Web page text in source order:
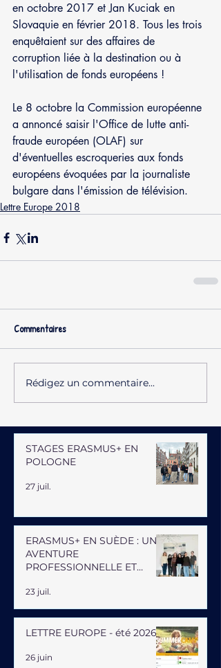
en octobre 2017 et Jan Kuciak en
Slovaquie en février 2018. Tous les trois
enquêtaient sur des affaires de
corruption liée à la destination ou à
l'utilisation de fonds européens !
Le 8 octobre la Commission européenne
a annoncé saisir l'Office de lutte anti-
fraude européen (OLAF) sur
d'éventuelles escroqueries aux fonds
européens évoquées par la journaliste
bulgare dans l'émission de télévision.
Lettre Europe 2018
Commentaires
Rédigez un commentaire...
STAGES ERASMUS+ EN
POLOGNE
27 juil.
ERASMUS+ EN SUÈDE : UNE
AVENTURE
PROFESSIONNELLE ET
23 juil.
LETTRE EUROPE - été 2026
26 juin